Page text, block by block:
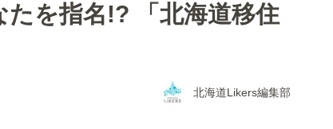
を指名!? 「北海道移住
北海道Likers編集部